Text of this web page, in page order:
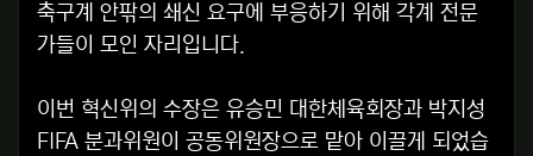
축구계 안팎의 쇄신 요구에 부응하기 위해 각계 전문
가들이 모인 자리입니다.
이번 혁신위의 수장은 유승민 대한체육회장과 박지성
FIFA 분과위원이 공동위원장으로 맡아 이끌게 되었습